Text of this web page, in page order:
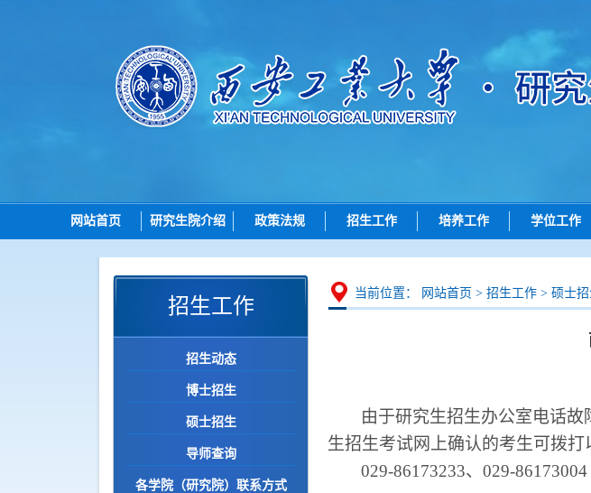
网站首页 研究生院介绍
研究生院简介
岗位职责
政策法规
总则
招生
学位点建设
质量管理
招生工作
招生动态
博士招生
硕士招生
培养工作
培养动态
研究生创新实践系列大赛
学位工作
学位
论文
学位
导
招生工作
招生动态
博士招生
硕士招生
导师查询
各学院（研究院）联系方式
当前位置： 网站首页 > 招生工作 > 硕士招
由于研究生招生办公室电话故
生招生考试网上确认的考生可拨打
029-86173233、029-86173004